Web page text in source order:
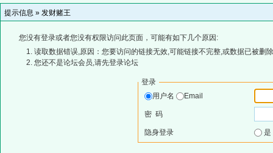
提示信息 » 发财赌王
您没有登录或者您没有权限访问此页面，可能有如下几个原因:
读取数据错误,原因：您要访问的链接无效,可能链接不完整,或数据已被删
您还不是论坛会员,请先登录论坛
登录
用户名
Email
密 码
隐身登录